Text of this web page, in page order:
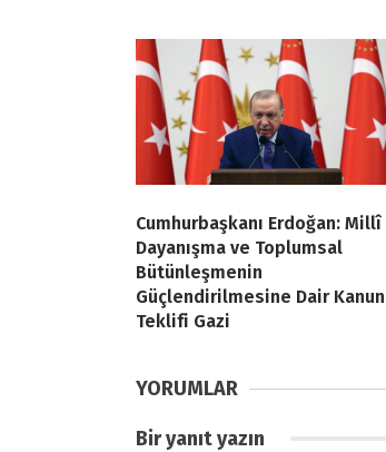
Cumhurbaşkanı Erdoğan: Millî
Dayanışma ve Toplumsal
Bütünleşmenin
Güçlendirilmesine Dair Kanun
Teklifi Gazi
YORUMLAR
Bir yanıt yazın